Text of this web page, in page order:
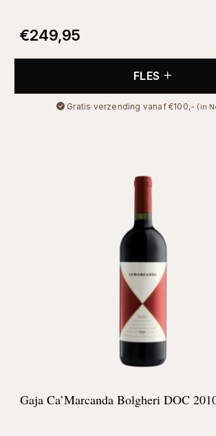
€249,95
FLES
Gratis verzending vanaf €100,- (in
Gaja Ca’Marcanda Bolgheri DOC